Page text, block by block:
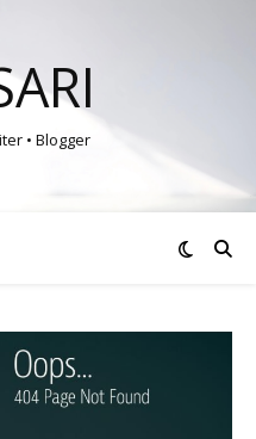
• Blogger